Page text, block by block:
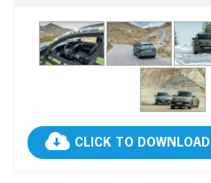
CLICK TO DOWNLOAD